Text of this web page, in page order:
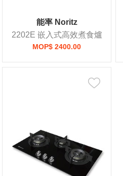
能率 Noritz
2202E 嵌入式高效煮食爐
MOP$ 2400.00